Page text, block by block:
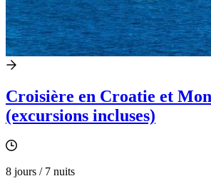
Croisière en Croatie et
(excursions incluses)
8 jours / 7 nuits